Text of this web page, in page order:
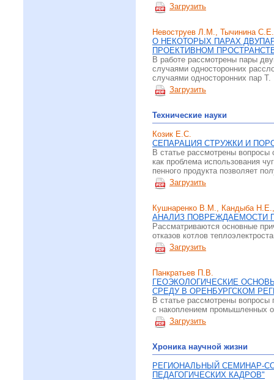
Загрузить
Невоструев Л.М., Тычинина С.Е.
О НЕКОТОРЫХ ПАРАХ
ПРОЕКТИВНОМ
В работе рассмотрены пары
случаями односторонних
случаями односторонних пар
Загрузить
Технические науки
Козик Е.С.
СЕПАРАЦИЯ СТРУЖКИ И
В статье рассмотрены вопросы
как проблема использования
пенного продукта позволяет
Загрузить
Кушнаренко В.М., Кандыба
АНАЛИЗ ПОВРЕЖДАЕМОСТИ
Рассматриваются основные
отказов котлов
Загрузить
Панкратьев П.В.
ГЕОЭКОЛОГИЧЕСКИЕ
СРЕДУ В ОРЕНБУРГСКОМ
В статье рассмотрены вопросы
с накоплением промышленных
Загрузить
Хроника научной жизни
РЕГИОНАЛЬНЫЙ СЕМИНАР-
ПЕДАГОГИЧЕСКИХ КАДРОВ"